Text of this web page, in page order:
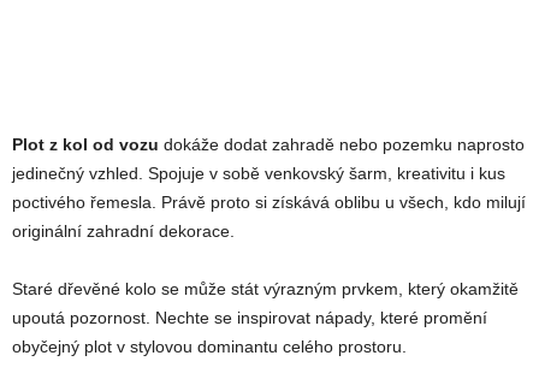
Plot z kol od vozu dokáže dodat zahradě nebo pozemku naprosto
jedinečný vzhled. Spojuje v sobě venkovský šarm, kreativitu i kus
poctivého řemesla. Právě proto si získává oblibu u všech, kdo milují
originální zahradní dekorace.
Staré dřevěné kolo se může stát výrazným prvkem, který okamžitě
upoutá pozornost. Nechte se inspirovat nápady, které promění
obyčejný plot v stylovou dominantu celého prostoru.